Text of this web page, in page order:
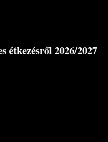
étkezésről 2026/2027